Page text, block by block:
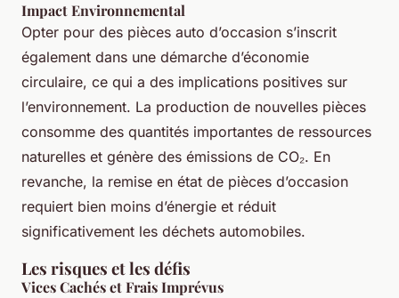
Impact Environnemental
Opter pour des pièces auto d’occasion s’inscrit
également dans une démarche d’économie
circulaire, ce qui a des implications positives sur
l’environnement. La production de nouvelles pièces
consomme des quantités importantes de ressources
naturelles et génère des émissions de CO₂. En
revanche, la remise en état de pièces d’occasion
requiert bien moins d’énergie et réduit
significativement les déchets automobiles.
Les risques et les défis
Vices Cachés et Frais Imprévus